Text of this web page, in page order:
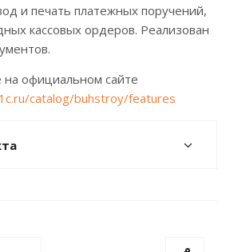
и печать платежных поручений,
кассовых ордеров. Реализован
официальном сайте
catalog/buhstroy/features